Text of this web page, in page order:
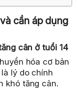
cần áp dụng
cân ở tuổi 14
hóa cơ bản
lý do chính
khó tăng cân.